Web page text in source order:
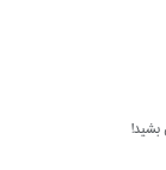
بشید!